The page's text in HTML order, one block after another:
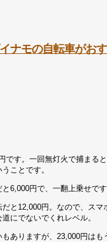
ナモの自転車がお
です。一回無灯火で捕まる
ことです。
6,000円で、一翻上乗せです
と12,000円。なので、ス
にでないでくれレベル。
ありますが、23,000円は